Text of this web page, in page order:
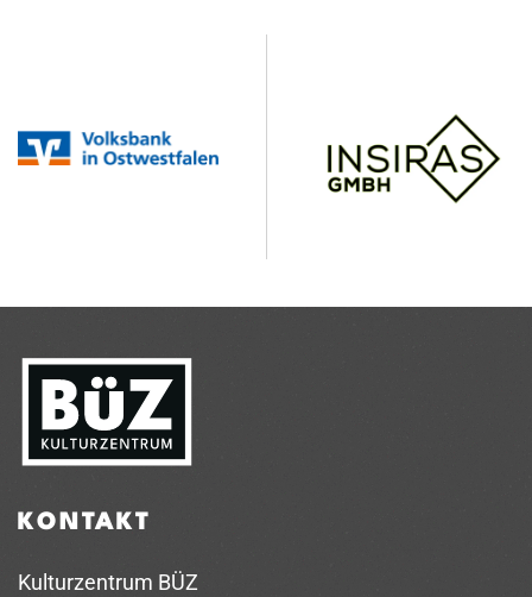
KONTAKT
Kulturzentrum BÜZ